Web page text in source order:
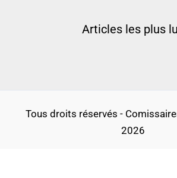
Articles les plus
Tous droits réservés -
2026